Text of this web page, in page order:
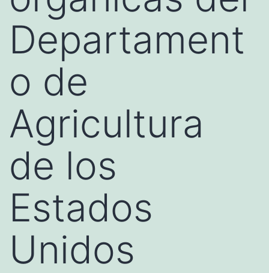
Departament
o de
Agricultura
de los
Estados
Unidos